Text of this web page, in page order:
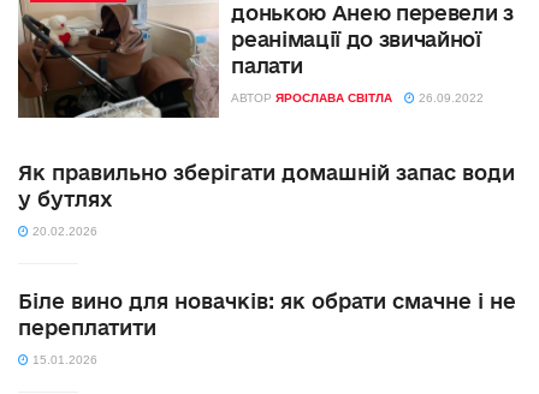
донькою Анею перевели з
реанімації до звичайної
палати
АВТОР ЯРОСЛАВА СВІТЛА 26.09.2022
Як правильно зберігати домашній запас води
у бутлях
20.02.2026
Біле вино для новачків: як обрати смачне і не
переплатити
15.01.2026